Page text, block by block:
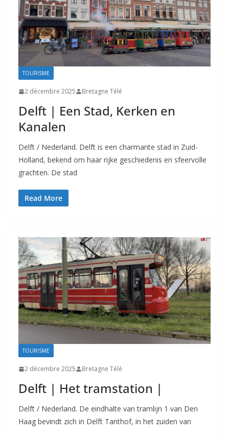
TOURISME
2 décembre 2025 Bretagne Télé
Delft | Een Stad, Kerken en
Kanalen
Delft / Nederland. Delft is een charmante stad in Zuid-
Holland, bekend om haar rijke geschiedenis en sfeervolle
grachten. De stad
Read More
TOURISME
2 décembre 2025 Bretagne Télé
Delft | Het tramstation |
Delft / Nederland. De eindhalte van tramlijn 1 van Den
Haag bevindt zich in Delft Tanthof, in het zuiden van